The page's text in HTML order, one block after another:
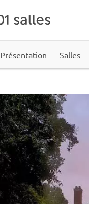
Présentation Salles